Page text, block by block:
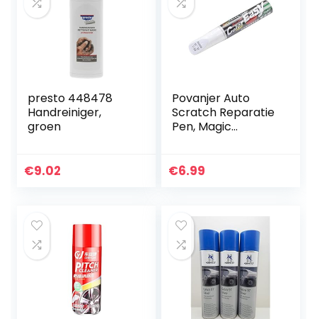
presto 448478
Handreiniger,
groen
€9.02
Povanjer Auto
Scratch Reparatie
Pen, Magic
Auto Lakwerk
€6.99